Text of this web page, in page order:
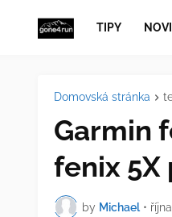
TIPY
Domovská stránka
Garmin
fenix 5X
by Michael •